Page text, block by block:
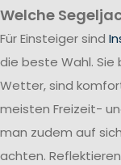
Welche
Für Einsteiger sind
die beste Wahl. Sie
Wetter, sind
meisten Freizeit-
man zudem auf
achten.